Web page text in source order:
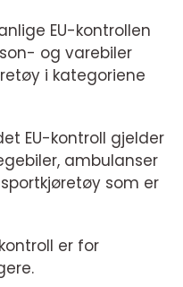
EU-kontrollen
og varebiler
i kategoriene
EU-kontroll gjelder
ambulanser
som er
er for